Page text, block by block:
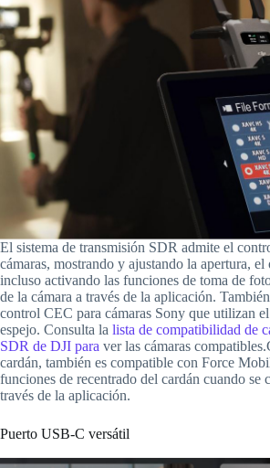
El sistema de transmisión SDR admite el
cámaras, mostrando y ajustando la apertura,
incluso activando las funciones de toma de
de la cámara a través de la aplicación.
control CEC para cámaras Sony que utilizan
espejo. Consulta la lista de compatibilidad de
SDR de DJI para ver las cámaras
cardán, también es compatible con Force
funciones de recentrado del cardán cuando se
través de la aplicación.
Puerto USB-C versátil